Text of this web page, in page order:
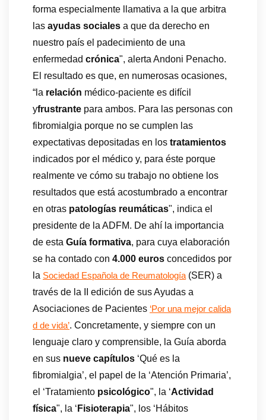
forma especialmente llamativa a la que arbitra
las ayudas sociales a que da derecho en
nuestro país el padecimiento de una
enfermedad crónica", alerta Andoni Penacho.
El resultado es que, en numerosas ocasiones,
“la relación médico-paciente es difícil
yfrustrante para ambos. Para las personas con
fibromialgia porque no se cumplen las
expectativas depositadas en los tratamientos
indicados por el médico y, para éste porque
realmente ve cómo su trabajo no obtiene los
resultados que está acostumbrado a encontrar
en otras patologías reumáticas", indica el
presidente de la ADFM. De ahí la importancia
de esta Guía formativa, para cuya elaboración
se ha contado con 4.000 euros concedidos por
la Sociedad Española de Reumatología (SER) a
través de la II edición de sus Ayudas a
Asociaciones de Pacientes ‘Por una mejor calida
d de vida’. Concretamente, y siempre con un
lenguaje claro y comprensible, la Guía aborda
en sus nueve capítulos ‘Qué es la
fibromialgia’, el papel de la ‘Atención Primaria’,
el ‘Tratamiento psicológico", la ‘Actividad
física", la ‘ Fisioterapia", los ‘Hábitos